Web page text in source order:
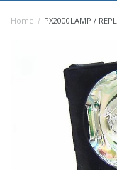
Home / PX2000LAMP /